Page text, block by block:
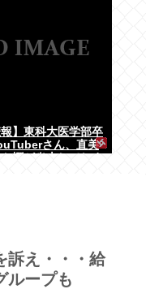
報】東科大医学部卒
さん、直美
訴え・・・給
ループも